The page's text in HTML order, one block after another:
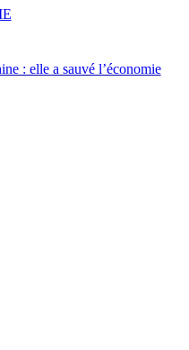
: elle a sauvé l’économie